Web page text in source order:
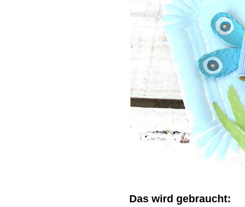
Das wird gebraucht: